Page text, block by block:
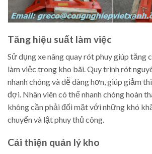
Tăng hiệu suất làm việc
Sử dụng xe nâng quay rót phuy giúp tăng
làm việc trong kho bãi. Quy trình rót
nhanh chóng và dễ dàng hơn, giúp giảm
đợi. Nhân viên có thể nhanh chóng hoàn
không cần phải đối mặt với những khó
chuyển và lật phuy thủ công.
Cải thiện quản lý kho